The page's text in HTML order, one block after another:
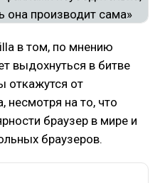
в том, по мнению
выдохнуться в битве
откажутся от
несмотря на то, что
браузер в мире и
браузеров.